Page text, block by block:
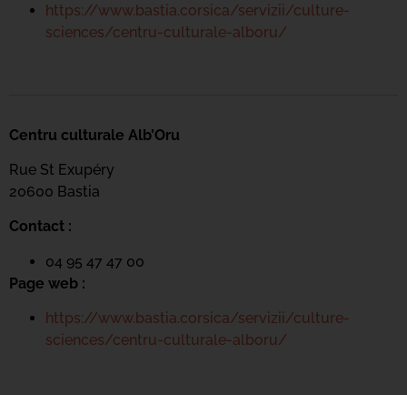
https://www.bastia.corsica/servizii/culture-
sciences/centru-culturale-alboru/
Centru culturale Alb’Oru
Rue St Exupéry
20600 Bastia
Contact :
04 95 47 47 00
Page web :
https://www.bastia.corsica/servizii/culture-
sciences/centru-culturale-alboru/